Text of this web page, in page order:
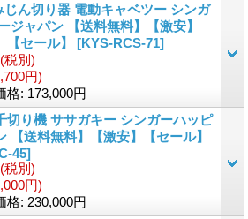
じん切り器 電動キャベツー シンガ
ジャパン 【送料無料】【激安】
【セール】 [KYS-RCS-71]
(税別)
円)
格: 173,000円
切り機 ササガキー シンガーハッピ
【送料無料】【激安】【セール】
45]
(税別)
円)
格: 230,000円